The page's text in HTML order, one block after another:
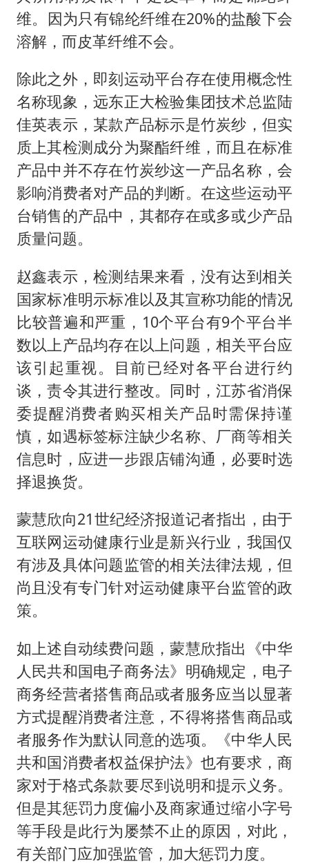
维。因为只有锦纶纤维在20%的盐酸下会
溶解，而皮革纤维不会。
除此之外，即刻运动平台存在使用概念性
名称现象，远东正大检验集团技术总监陆
佳英表示，某款产品标示是竹炭纱，但实
质上其检测成分为聚酯纤维，而且在标准
产品中并不存在竹炭纱这一产品名称，会
影响消费者对产品的判断。在这些运动平
台销售的产品中，其都存在或多或少产品
质量问题。
赵鑫表示，检测结果来看，没有达到相关
国家标准明示标准以及其宣称功能的情况
比较普遍和严重，10个平台有9个平台半
数以上产品均存在以上问题，相关平台应
该引起重视。目前已经对各平台进行约
谈，责令其进行整改。同时，江苏省消保
委提醒消费者购买相关产品时需保持谨
慎，如遇标签标注缺少名称、厂商等相关
信息时，应进一步跟店铺沟通，必要时选
择退换货。
蒙慧欣向21世纪经济报道记者指出，由于
互联网运动健康行业是新兴行业，我国仅
有涉及具体问题监管的相关法律法规，但
尚且没有专门针对运动健康平台监管的政
策。
如上述自动续费问题，蒙慧欣指出《中华
人民共和国电子商务法》明确规定，电子
商务经营者搭售商品或者服务应当以显著
方式提醒消费者注意，不得将搭售商品或
者服务作为默认同意的选项。《中华人民
共和国消费者权益保护法》也有要求，商
家对于格式条款要尽到说明和提示义务。
但是其惩罚力度偏小及商家通过缩小字号
等手段是此行为屡禁不止的原因，对此，
有关部门应加强监管，加大惩罚力度。